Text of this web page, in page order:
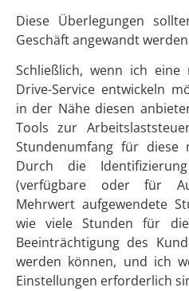
Diese Überlegungen
Geschäft angewandt
Schließlich, wenn ich
Drive-Service entwickeln
in der Nähe diesen
Tools zur
Stundenumfang für diese
Durch die
(verfügbare oder für
Mehrwert aufgewendete
wie viele Stunden für
Beeinträchtigung des
werden können, und ich
Einstellungen erforderlich